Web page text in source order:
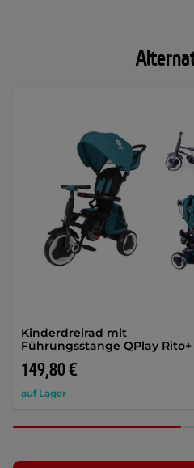
Kinderdreirad mit
Führungsstange QPlay Rito+
149,80 €
auf Lager